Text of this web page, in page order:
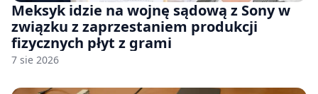
Meksyk idzie na wojnę sądową z Sony w
związku z zaprzestaniem produkcji
fizycznych płyt z grami
7 sie 2026